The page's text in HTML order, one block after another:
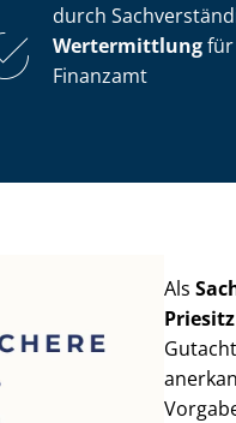
durch
Wertermittlungfür
Finanzamt
Als
Priesitz